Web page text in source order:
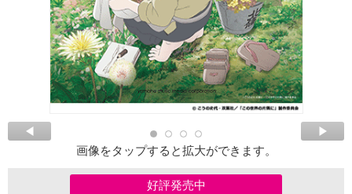
画像をタップすると拡大ができます。
好評発売中